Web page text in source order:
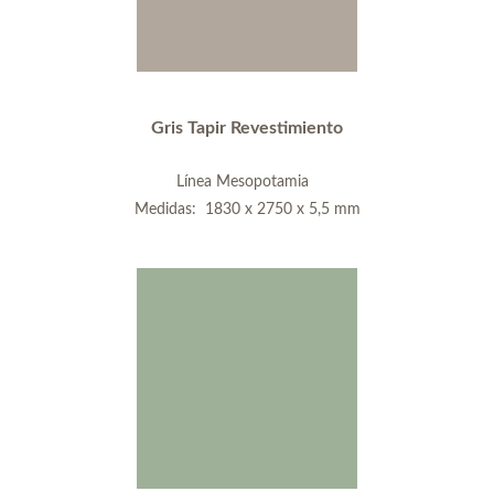
Gris Tapir Revestimiento
Línea Mesopotamia
Medidas: 1830 x 2750 x 5,5 mm